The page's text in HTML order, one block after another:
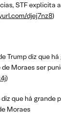
STF explicita
djej7nz8)
Trump diz que
Moraes ser
)
que há grande
Moraes